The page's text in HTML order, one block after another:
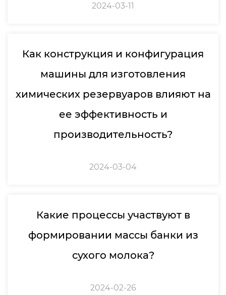
2024-03-11
Как конструкция и конфигурация
машины для изготовления
химических резервуаров влияют на
ее эффективность и
производительность?
2024-03-04
Какие процессы участвуют в
формировании массы банки из
сухого молока?
2024-02-26